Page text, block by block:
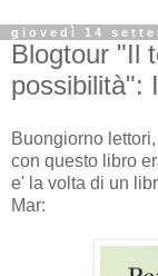
giovedì 14
Blogtour "Il
possibilità":
Buongiorno
con questo libro
e' la volta di un
Mar: